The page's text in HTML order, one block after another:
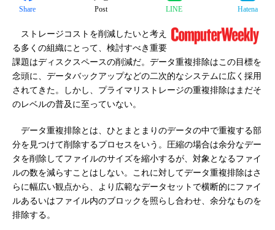
Share Post LINE Hatena
ストレージコストを削減したいと考え
る多くの組織にとって、検討すべき重要
課題はディスクスペースの削減だ。データ重複排除はこの目標を
念頭に、データバックアップなどの二次的なシステムに広く採用
されてきた。しかし、プライマリストレージの重複排除はまだそ
のレベルの普及に至っていない。
データ重複排除とは、ひとまとまりのデータの中で重複する部
分を見つけて削除するプロセスをいう。圧縮の場合は余分なデー
タを削除してファイルのサイズを縮小するが、対象となるファイ
ルの数を減らすことはしない。これに対してデータ重複排除はさ
らに幅広い観点から、より広範なデータセットで横断的にファイ
ルあるいはファイル内のブロックを照らし合わせ、余分なものを
排除する。